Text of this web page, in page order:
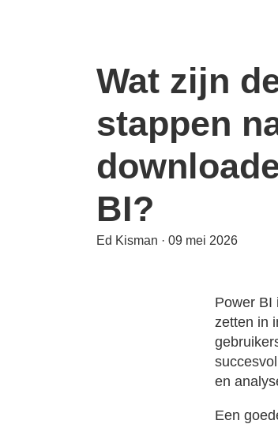
Wat zijn
stappen
BI?
Ed Kisman · 09 mei 2026
Power BI
zetten in
en
Een